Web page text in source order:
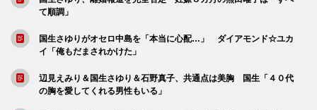
て順調」
国生さゆりがオセロ中島を「本当に心配…」 ダイアモンド☆ユカ
イ「俺もだまされかけた」
辺見えみり＆国生さゆり＆石野真子、共通点は美胸 国生「４０代
の胸を愛してくれる男性もいる」